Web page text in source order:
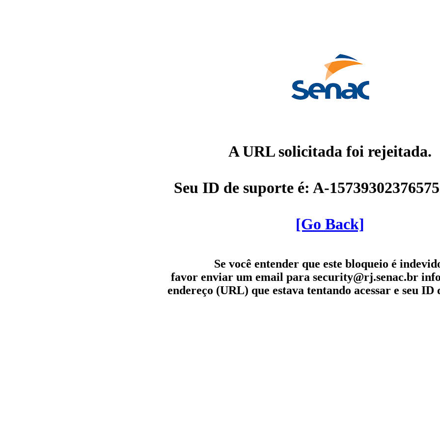
A URL solicitada foi rejeitada.
Seu ID de suporte é: A-
[Go Back]
Se você entender que este bloqueio é
favor enviar um email para security@rj.senac.br
endereço (URL) que estava tentando acessar e seu ID